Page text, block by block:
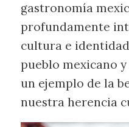
gastronomía
profundamente
cultura e
pueblo mexicano
un ejemplo de la
nuestra herencia